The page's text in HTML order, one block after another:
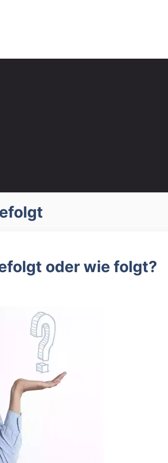
oder wie folgt?